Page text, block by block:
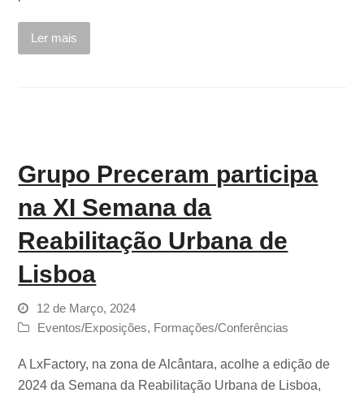
Ler mais
Grupo Preceram participa
na XI Semana da
Reabilitação Urbana de
Lisboa
12 de Março, 2024
Eventos/Exposições, Formações/Conferências
A LxFactory, na zona de Alcântara, acolhe a edição de
2024 da Semana da Reabilitação Urbana de Lisboa,